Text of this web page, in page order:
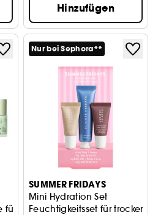
Hinzufügen
für einen guten Start
Nur bei Sephora**
SUMMER FRIDAYS
Mini Hydration Set
Feuchtigkeitsset für trockene